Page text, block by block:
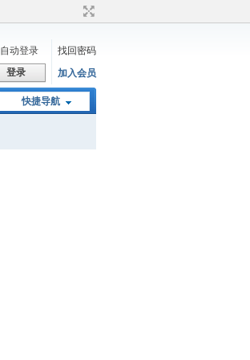
自动登录
找回密码
登录 加入会员
快捷导航